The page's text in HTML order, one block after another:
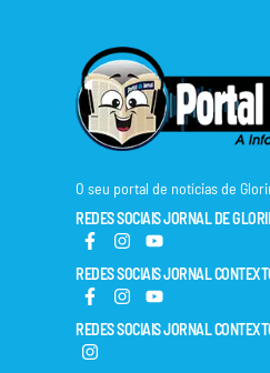
O seu portal de notícias de
REDES SOCIAIS JORNAL DE
REDES SOCIAIS JORNAL
REDES SOCIAIS JORNAL